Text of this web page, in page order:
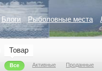
Блоги Рыболовные места
Товар
Все Активные Проданные